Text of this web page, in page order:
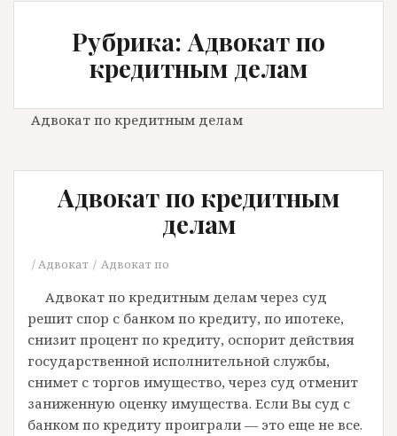
Рубрика: Адвокат по
кредитным делам
Адвокат по кредитным делам
Адвокат по кредитным
делам
Адвокат Адвокат по
Адвокат по кредитным делам через суд
решит спор с банком по кредиту, по ипотеке,
снизит процент по кредиту, оспорит действия
государственной исполнительной службы,
снимет с торгов имущество, через суд отменит
заниженную оценку имущества. Если Вы суд с
банком по кредиту проиграли — это еще не все.